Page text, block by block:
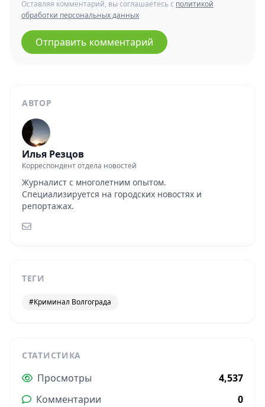
АВТОР
Илья Резцов
Корреспондент отдела новостей
Журналист с многолетним опытом.
Специализируется на городских новостях и
репортажах.
ТЕГИ
#Криминал Волгограда
СТАТИСТИКА
Просмотры
4,537
Комментарии
0
Оставляя комментарий, вы соглашаетесь с политикой
обработки персональных данных
Отправить комментарий